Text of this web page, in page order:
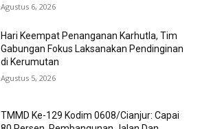
Agustus 6, 2026
Hari Keempat Penanganan Karhutla, Tim
Gabungan Fokus Laksanakan Pendinginan
di Kerumutan
Agustus 5, 2026
TMMD Ke-129 Kodim 0608/Cianjur: Capai